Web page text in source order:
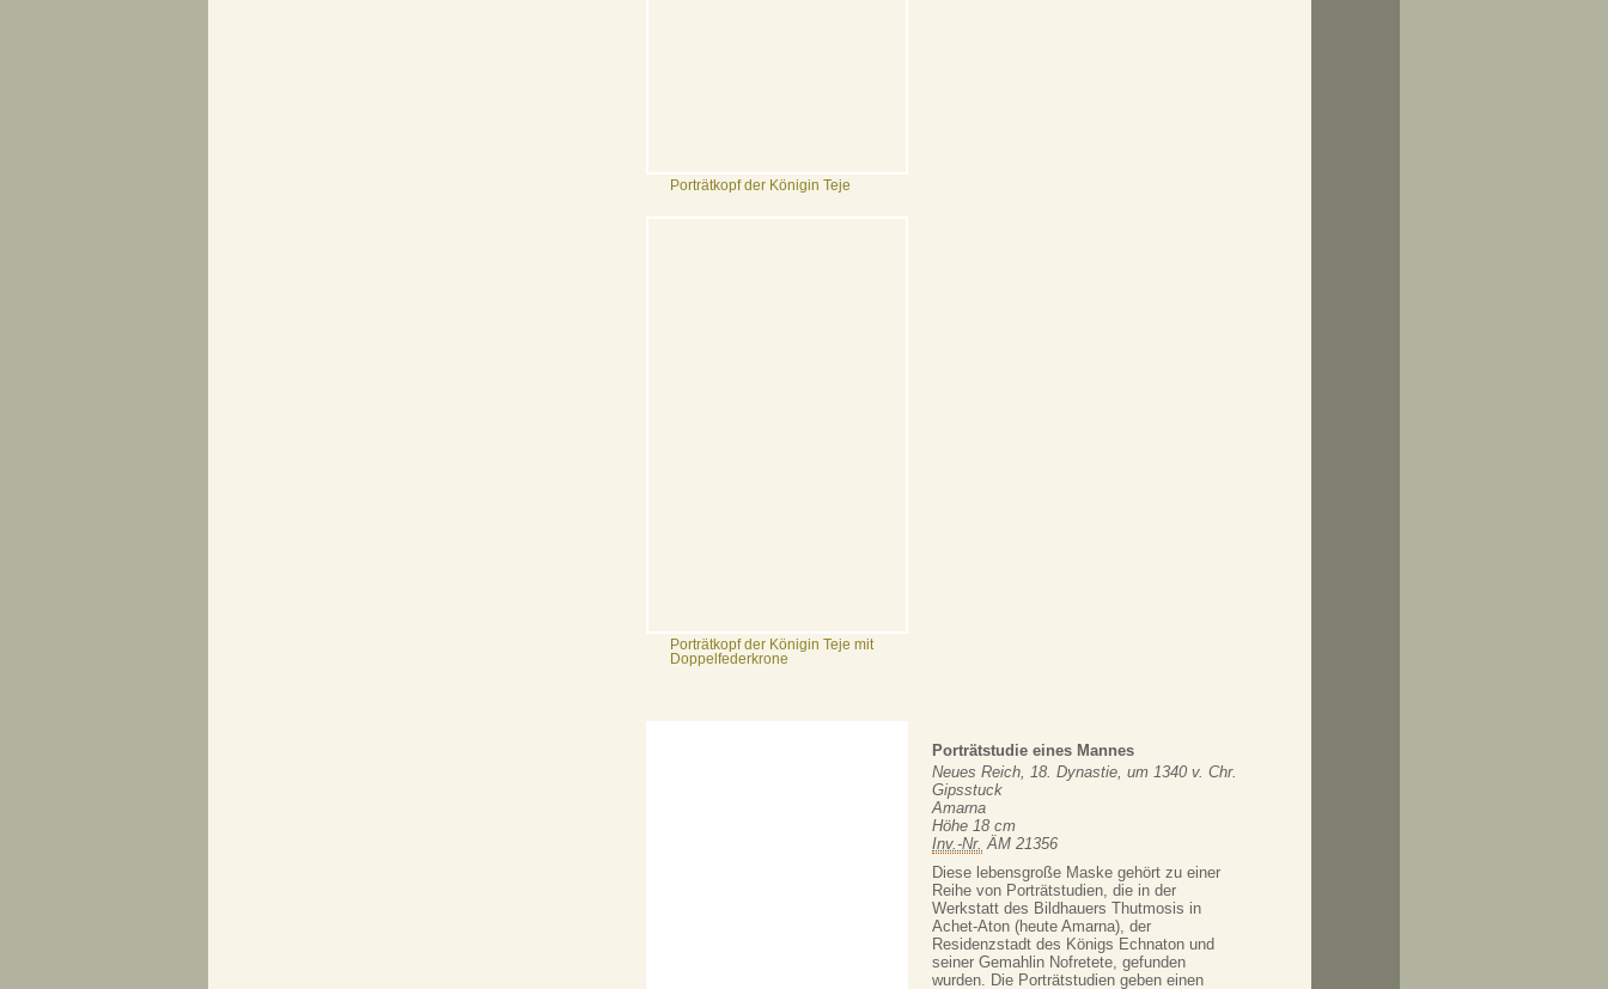
Porträtkopf der Königin Teje
Porträtkopf der Königin Teje mit
Doppelfederkrone
Porträtstudie eines Mannes
Neues Reich, 18. Dynastie, um 1340 v. Chr.
Gipsstuck
Amarna
Höhe 18 cm
Inv.-Nr. ÄM 21356
Diese lebensgroße Maske gehört zu einer
Reihe von Porträtstudien, die in der
Werkstatt des Bildhauers Thutmosis in
Achet-Aton (heute Amarna), der
Residenzstadt des Königs Echnaton und
seiner Gemahlin Nofretete, gefunden
wurden. Die Porträtstudien geben einen